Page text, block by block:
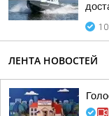
ЛЕНТА НОВОСТЕЙ